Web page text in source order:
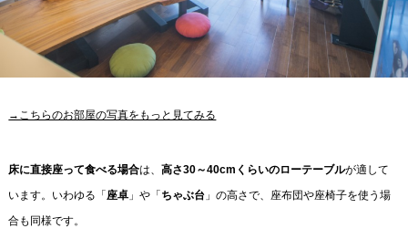
→こちらのお部屋の写真をもっと見てみる
床に直接座って食べる場合は、高さ30～40cmくらいのローテーブルが適して
います。いわゆる「座卓 」や「 ちゃぶ台 」の高さで、座布団や座椅子を使う場
合も同様です。